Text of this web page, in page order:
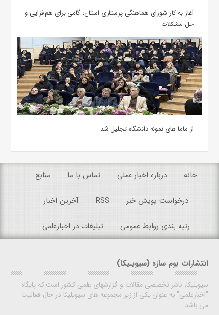
آغاز به کار شورای هماهنگی پرستاری استان؛ گامی برای هم‌افزایی و
حل مشکلات
از ماما های نمونه دانشگاه تجلیل شد
خانه درباره اخبار عملی تماس با ما منابع
درخواست پویش خبر RSS آخرین اخبار
رتبه بندی روابط عمومی تبلیغات در اخبارعلمی
انتشارات بوم سازه (سیویلیکا)
سیویلیکا، ناشر تخصصی مقالات و گزارشهای علمی کشور است که پایگاه
"اخبارعلمی" به عنوان یکی از زیر مجموعه های سیویلیکا در حال فعالیت
می باشد.